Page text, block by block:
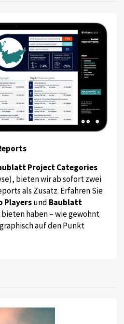
Project Categories
bieten wir ab sofort zwei
als Zusatz. Erfahren Sie
Playersund Baublatt
haben – wie gewohnt
auf den Punkt